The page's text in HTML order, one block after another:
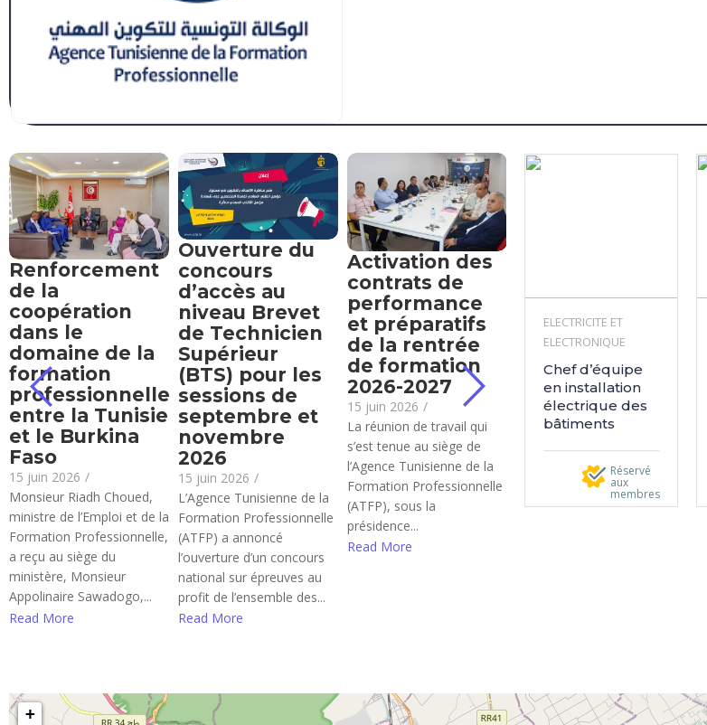
Renforcement
de la
coopération
dans le
domaine de la
formation
professionnelle
entre la Tunisie
et le Burkina
Faso
15 juin 2026 /
Monsieur Riadh Choued,
ministre de l’Emploi et de la
Formation Professionnelle,
a reçu au siège du
ministère, Monsieur
Appolinaire Sawadogo,...
Read More
Ouverture du
concours
d’accès au
niveau Brevet
de Technicien
Supérieur
(BTS) pour les
sessions de
septembre et
novembre
2026
15 juin 2026 /
L’Agence Tunisienne de la
Formation Professionnelle
(ATFP) a annoncé
l’ouverture d’un concours
national sur épreuves au
profit de l’ensemble des...
Read More
Activation des
contrats de
performance
et préparatifs
de la rentrée
de formation
2026-2027
15 juin 2026 /
La réunion de travail qui
s’est tenue au siège de
l’Agence Tunisienne de la
Formation Professionnelle
(ATFP), sous la
présidence...
Read More
ELECTRICITE ET
ELECTRONIQUE
Chef d’équipe
en installation
électrique des
bâtiments
Réservé
aux
membres
+